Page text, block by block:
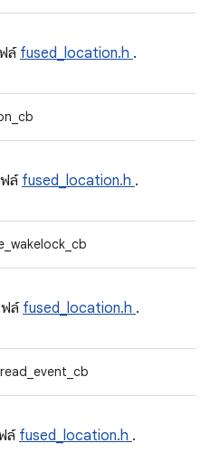
ล์ fused_location.h .
ล์ fused_location.h .
ฟล์ fused_location.h .
ล์ fused_location.h .